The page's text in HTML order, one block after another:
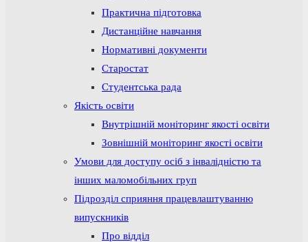
Практична підготовка
Дистанційне навчання
Нормативні документи
Старостат
Студентська рада
Якість освіти
Внутрішній моніторинг якості освіти
Зовнішній моніторинг якості освіти
Умови для доступу осіб з інвалідністю та
інших маломобільних груп
Підрозділ сприяння працевлаштуванню
випускників
Про відділ